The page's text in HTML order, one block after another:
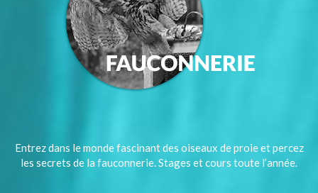
Entrez dans le monde fascinant des oiseaux de proie et percez
les secrets de la fauconnerie. Stages et cours toute l’année.